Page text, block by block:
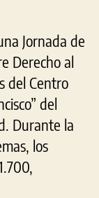
Jornada de
Derecho al
del Centro
del
Durante la
los